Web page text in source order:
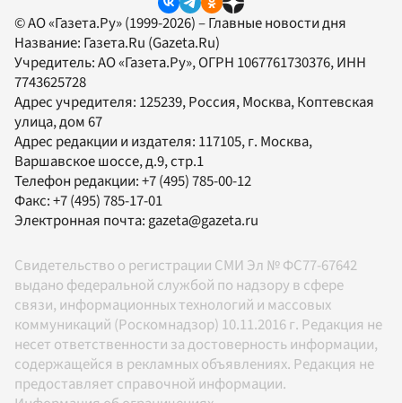
© АО «Газета.Ру» (1999-2026) – Главные новости дня
Название: Газета.Ru (Gazeta.Ru)
Учредитель:АО «Газета.Ру», ОГРН 1067761730376, ИНН
7743625728
Адрес учредителя: 125239, Россия, Москва, Коптевская
улица, дом 67
Адрес редакции и издателя: 117105, г. Москва,
Варшавское шоссе, д.9, стр.1
Телефон редакции:+7 (495) 785-00-12
Факс:+7 (495) 785-17-01
Электронная почта: gazeta@gazeta.ru
Свидетельство о регистрации СМИ Эл № ФС77-67642
выдано федеральной службой по надзору в сфере
связи, информационных технологий и массовых
коммуникаций (Роскомнадзор) 10.11.2016 г. Редакция не
несет ответственности за достоверность информации,
содержащейся в рекламных объявлениях. Редакция не
предоставляет справочной информации.